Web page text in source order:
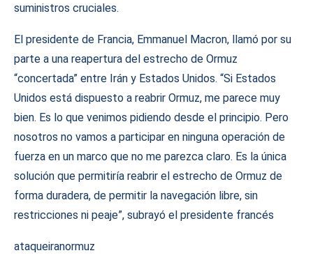
suministros cruciales.
El presidente de Francia, Emmanuel Macron, llamó por su
parte a una reapertura del estrecho de Ormuz
“concertada” entre Irán y Estados Unidos. “Si Estados
Unidos está dispuesto a reabrir Ormuz, me parece muy
bien. Es lo que venimos pidiendo desde el principio. Pero
nosotros no vamos a participar en ninguna operación de
fuerza en un marco que no me parezca claro. Es la única
solución que permitiría reabrir el estrecho de Ormuz de
forma duradera, de permitir la navegación libre, sin
restricciones ni peaje”, subrayó el presidente francés
ataqueiranormuz